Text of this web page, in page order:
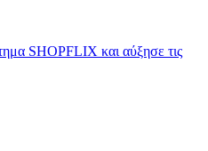
SHOPFLIX και αύξησε τις